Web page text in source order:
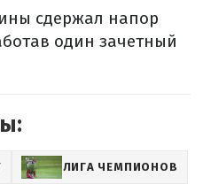
сдержал напор
один зачетный
ЛИГА ЧЕМПИОНОВ